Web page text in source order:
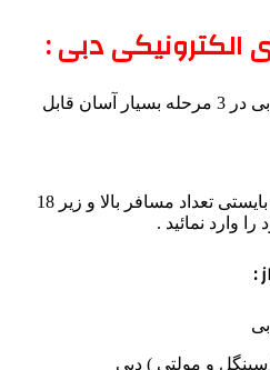
الکترونیکی دبی :
ثبت سفارش در سایت ویزای دبی در 3 مرحله بسیار آسان قابل
در مرحله اول کاربر سایت می بایستی تعداد مسافر بالا و زیر 18
وارد نمائید .
: